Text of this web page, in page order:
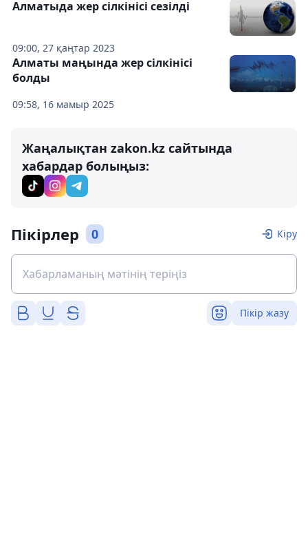
09:00, 27 қаңтар 2023
Алматыда жер сілкінісі сезілді
09:58, 16 мамыр 2025
Алматы маңында жер сілкінісі
болды
Жаңалықтан zakon.kz сайтында
хабардар болыңыз:
Пікірлер 0 Кіру
Пікір жазу